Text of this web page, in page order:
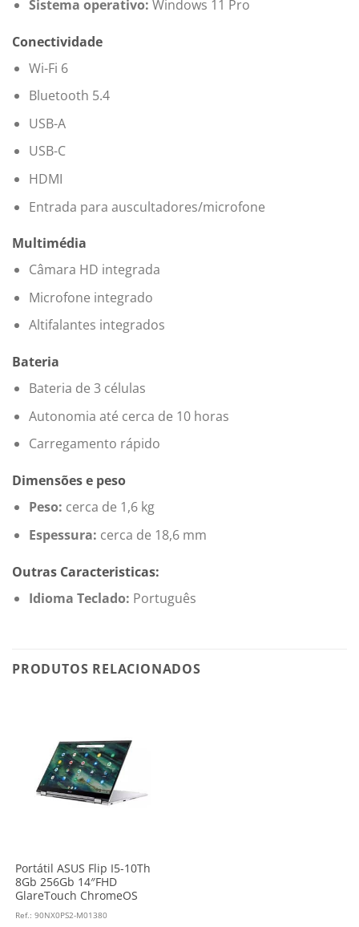
Sistema operativo: Windows 11 Pro
Conectividade
Wi-Fi 6
Bluetooth 5.4
USB-A
USB-C
HDMI
Entrada para auscultadores/microfone
Multimédia
Câmara HD integrada
Microfone integrado
Altifalantes integrados
Bateria
Bateria de 3 células
Autonomia até cerca de 10 horas
Carregamento rápido
Dimensões e peso
Peso: cerca de 1,6 kg
Espessura: cerca de 18,6 mm
Outras Caracteristicas:
Idioma Teclado: Português
PRODUTOS RELACIONADOS
Portátil ASUS Flip I5-10Th
8Gb 256Gb 14″FHD
GlareTouch ChromeOS
Ref.: 90NX0PS2-M01380